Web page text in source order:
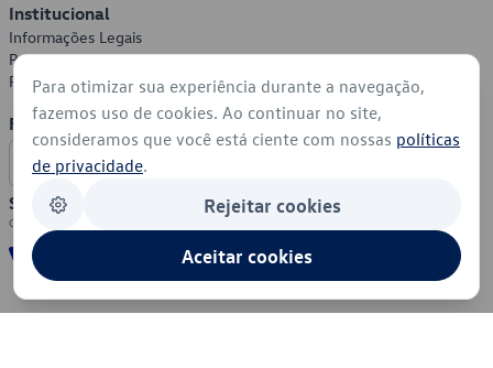
Institucional
Informações Legais
Política de Privacidade
Política de Cookies
Formas de Pagamento
Segurança
Para otimizar sua experiência durante a navegação,
fazemos uso de cookies. Ao continuar no site,
consideramos que você está ciente com nossas políticas
de privacidade.
Rejeitar cookies
Aceitar cookies